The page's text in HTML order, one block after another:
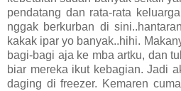
pendatang dan rata-rata
nggak berkurban di
kakak ipar yo banyak..hihi.
bagi-bagi aja ke mba artku, dan
biar mereka ikut kebagian. Jadi
daging di freezer. Kemaren